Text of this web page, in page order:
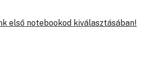
első notebookod kiválasztásában!